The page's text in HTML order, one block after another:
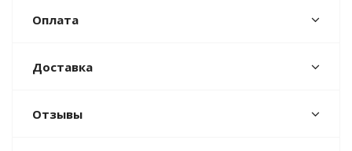
Оплата
Доставка
Отзывы